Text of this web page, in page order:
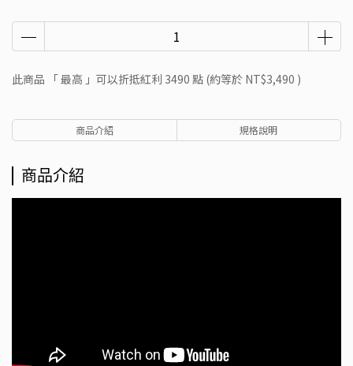
此商品 「 最高 」可以折抵紅利 3490 點 (約等於 NT$3,490 )
商品介紹 規格說明
商品介紹